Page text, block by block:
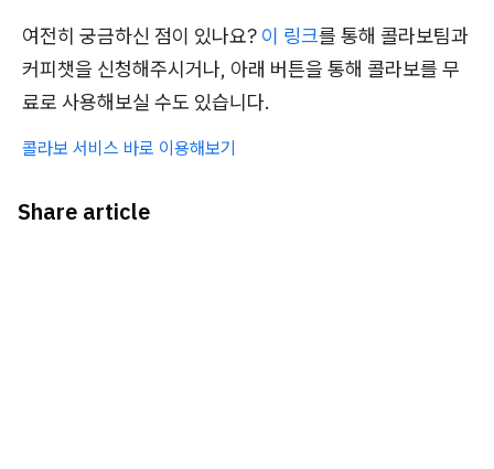
여전히 궁금하신 점이 있나요? 이 링크를 통해 콜라보팀과
커피챗을 신청해주시거나, 아래 버튼을 통해 콜라보를 무
료로 사용해보실 수도 있습니다.
콜라보 서비스 바로 이용해보기
Share article